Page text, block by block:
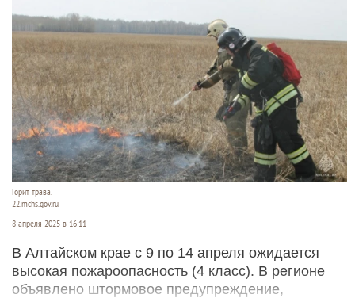
Горит трава.
22.mchs.gov.ru
8 апреля 2025 в 16:11
В Алтайском крае с 9 по 14 апреля ожидается
высокая пожароопасность (4 класс). В регионе
объявлено штормовое предупреждение,